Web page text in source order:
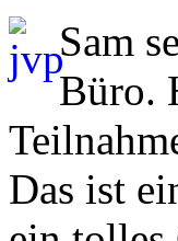
Sam
Büro.
Das ist